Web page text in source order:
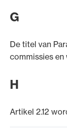
G
De titel van
commissies en
H
Artikel 2.12